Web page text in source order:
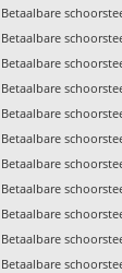
Betaalbare
Betaalbare
Betaalbare
Betaalbare
Betaalbare
Betaalbare
Betaalbare
Betaalbare
Betaalbare
Betaalbare
Betaalbare